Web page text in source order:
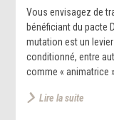
Vous envisagez de
bénéficiant du pacte
mutation est un
conditionné, entre
comme « animatrice
Lire la suite